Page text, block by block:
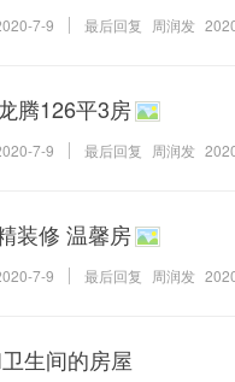
7-9 最后回复 周润发
腾126平3房
7-9 最后回复 周润发
装修 温馨房
7-9 最后回复 周润发
生间的房屋